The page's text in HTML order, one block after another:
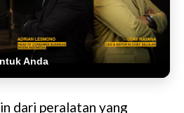
Anda
dari peralatan yang